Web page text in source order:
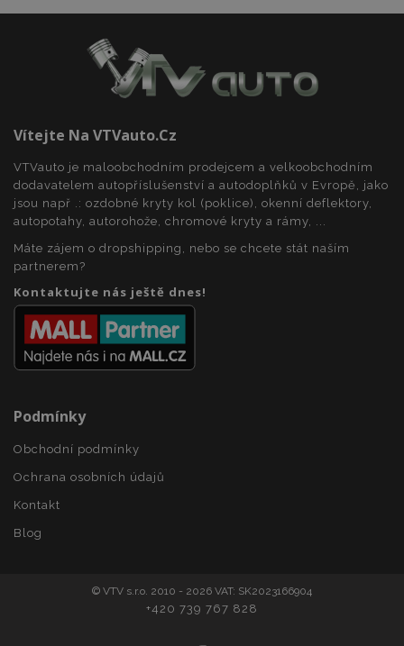
Vítejte Na VTVauto.cz
VTVauto je maloobchodním prodejcem a velkoobchodním
dodavatelem autopříslušenství a autodoplňků v Evropě, jako
jsou např .: ozdobné kryty kol (poklice), okenní deflektory,
autopotahy, autorohože, chromové kryty a rámy, ...
Máte zájem o dropshipping, nebo se chcete stát naším
partnerem?
Kontaktujte nás ještě dnes!
Podmínky
Obchodní podmínky
Ochrana osobních údajů
Kontakt
Blog
© VTV s.r.o. 2010 - 2026 VAT: SK2023166904
+420 739 767 828
Nezbytně nutné soubory
Výkonové soubory
Nezbytně nutné soubory cookie umožňují základní
uživatele a správa účtu. Webové stránky nelze bez
nezbytně nutných souborů cookie správně
používat.
Poskytovatel
mage-messages